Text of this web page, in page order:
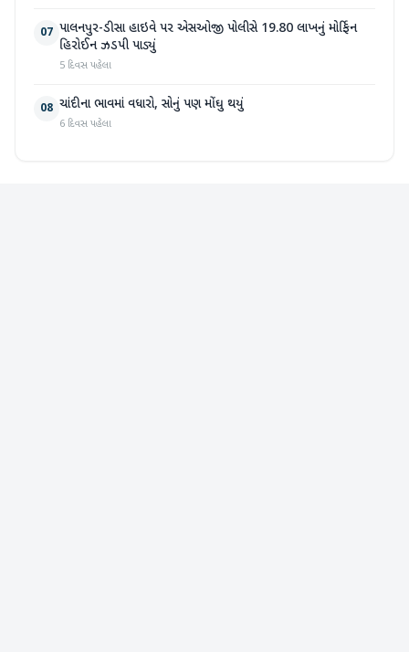
07 પાલનપુર-ડીસા હાઇવે પર એસઓજી પોલીસે 19.80 લાખનું મોર્ફિન
હિરોઈન ઝડપી પાડ્યું
5 દિવસ પહેલા
08 ચાંદીના ભાવમાં વધારો, સોનું પણ મોંઘુ થયું
6 દિવસ પહેલા